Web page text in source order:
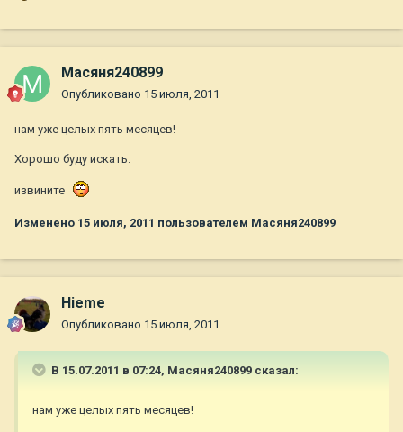
Масяня240899
Опубликовано 15 июля, 2011
нам уже целых пять месяцев!
Хорошо буду искать.
извините
Изменено 15 июля, 2011 пользователем Масяня240899
Hieme
Опубликовано 15 июля, 2011
В 15.07.2011 в 07:24, Масяня240899 сказал:
нам уже целых пять месяцев!